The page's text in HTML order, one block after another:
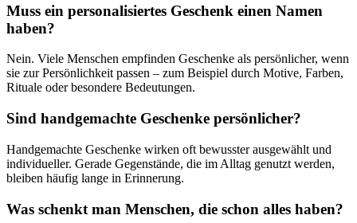
Muss ein personalisiertes Geschenk einen Namen
haben?
Nein. Viele Menschen empfinden Geschenke als persönlicher, wenn
sie zur Persönlichkeit passen – zum Beispiel durch Motive, Farben,
Rituale oder besondere Bedeutungen.
Sind handgemachte Geschenke persönlicher?
Handgemachte Geschenke wirken oft bewusster ausgewählt und
individueller. Gerade Gegenstände, die im Alltag genutzt werden,
bleiben häufig lange in Erinnerung.
Was schenkt man Menschen, die schon alles haben?